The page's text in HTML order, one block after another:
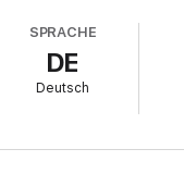
SPRACHE
DE
Deutsch